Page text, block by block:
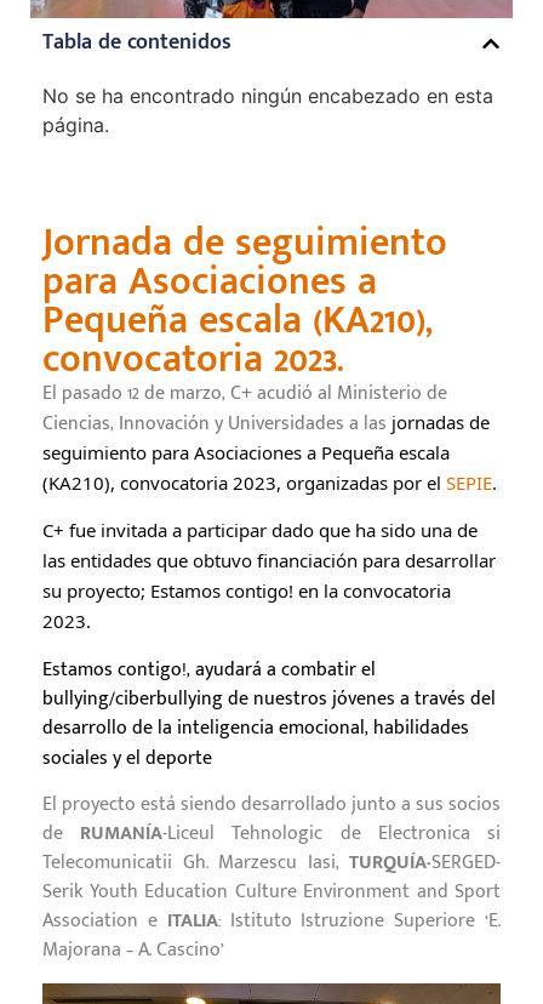
Tabla de contenidos
No se ha encontrado ningún encabezado en esta
página.
Jornada de seguimiento
para Asociaciones a
Pequeña escala (KA210),
convocatoria 2023.
El pasado 12 de marzo, C+ acudió al Ministerio de
Ciencias, Innovación y Universidades a lasjornadas de
seguimiento para Asociaciones a Pequeña escala
(KA210), convocatoria 2023, organizadas por el SEPIE.
C+ fue invitada a participar dado que ha sido una de
las entidades que obtuvo financiación para desarrollar
su proyecto; Estamos contigo! en la convocatoria
2023.
Estamos contigo!, ayudará a combatir el
bullying/ciberbullying de nuestros jóvenes a través del
desarrollo de la inteligencia emocional, habilidades
sociales y el deporte
El proyecto está siendo desarrollado junto a sus socios
de RUMANÍA-Liceul Tehnologic de Electronica si
Telecomunicatii Gh. Marzescu Iasi, TURQUÍA-SERGED-
Serik Youth Education Culture Environment and Sport
Association e ITALIA: Istituto Istruzione Superiore ‘E.
Majorana – A. Cascino’